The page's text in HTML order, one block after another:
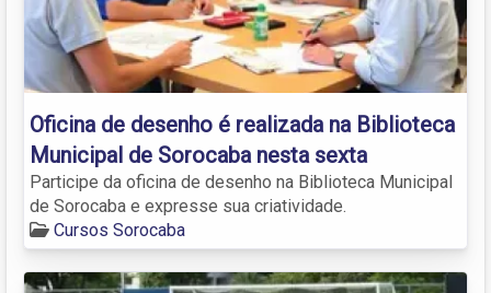
Oficina de desenho é realizada na Biblioteca
Municipal de Sorocaba nesta sexta
Participe da oficina de desenho na Biblioteca Municipal
de Sorocaba e expresse sua criatividade.
Cursos Sorocaba